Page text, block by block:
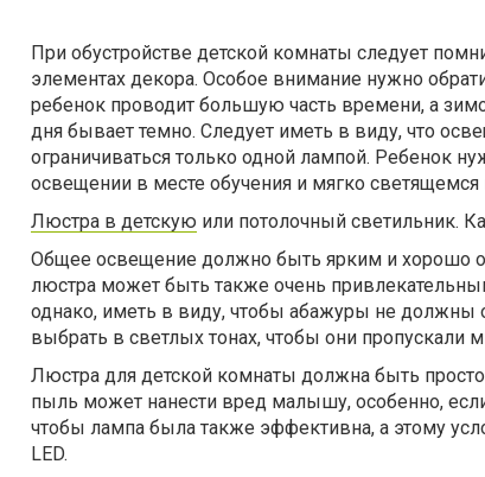
При обустройстве детской комнаты следует
элементах декора. Особое внимание нужно
ребенок проводит большую часть времени, а
дня бывает темно. Следует иметь в виду, что
ограничиваться только одной лампой. Ребенок
освещении в месте обучения и мягко светящемся
Люстра в детскую или потолочный светильник.
Общее освещение должно быть ярким и хорошо
люстра может быть также очень
однако, иметь в виду, чтобы абажуры не должны
выбрать в светлых тонах, чтобы они пропускали
Люстра для детской комнаты должна быть
пыль может нанести вред малышу, особенно,
чтобы лампа была также эффективна, а этому
LED.